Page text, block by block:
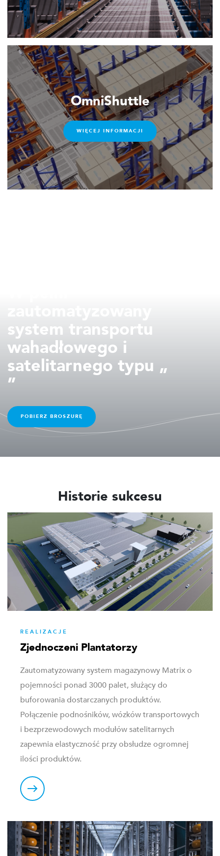
OmniShuttle
WIĘCEJ INFORMACJI
system transportu
wahadłowego i
satelitarnego typu „
”
POBIERZ BROSZURĘ
Historie sukcesu
REALIZACJE
Zjednoczeni Plantatorzy
Zautomatyzowany system magazynowy Matrix o
pojemności ponad 3000 palet, służący do
buforowania dostarczanych produktów.
Połączenie podnośników, wózków transportowych
i bezprzewodowych modułów satelitarnych
zapewnia elastyczność przy obsłudze ogromnej
ilości produktów.